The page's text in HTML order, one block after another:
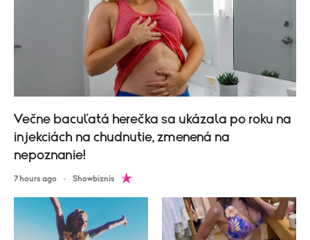
Večne bacuľatá herečka sa ukázala po roku na
injekciách na chudnutie, zmenená na
nepoznanie!
7 hours ago Showbiznis